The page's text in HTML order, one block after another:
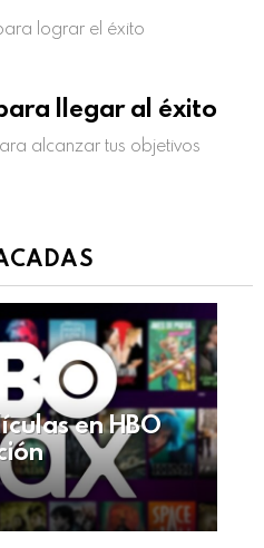
lograr el éxito
llegar al éxito
alcanzar tus objetivos
en HBO